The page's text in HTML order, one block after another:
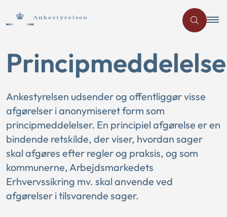
Ankestyrelsen udsender og offentliggør visse
afgørelser i anonymiseret form som
principmeddelelser. En principiel afgørelse er en
bindende retskilde, der viser, hvordan sager
skal afgøres efter regler og praksis, og som
kommunerne, Arbejdsmarkedets
Erhvervssikring mv. skal anvende ved
afgørelser i tilsvarende sager.